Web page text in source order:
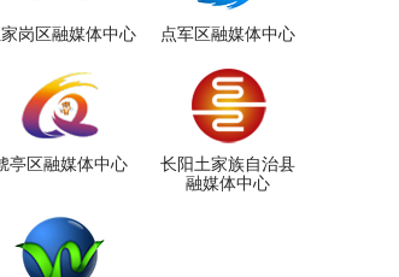
岗区融媒体中心 点军区融媒体中心
亭区融媒体中心
长阳土家族自治县
融媒体中心